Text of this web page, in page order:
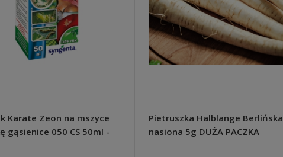
Karate Zeon na mszyce
gąsienice 050 CS 50ml -
Pietruszka Halblange Berlińska
nasiona 5g DUŻA PACZKA